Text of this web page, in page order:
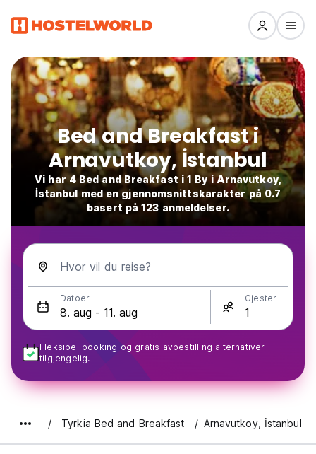
Bed and Breakfast i
Arnavutkoy, İstanbul
Vi har 4 Bed and Breakfast i 1 By i Arnavutkoy,
İstanbul med en gjennomsnittskarakter på 0.7
basert på 123 anmeldelser.
Hvor vil du reise?
Datoer Gjester
Fleksibel booking og gratis avbestilling alternativer
tilgjengelig.
Tyrkia Bed and Breakfast Arnavutkoy, İstanbul